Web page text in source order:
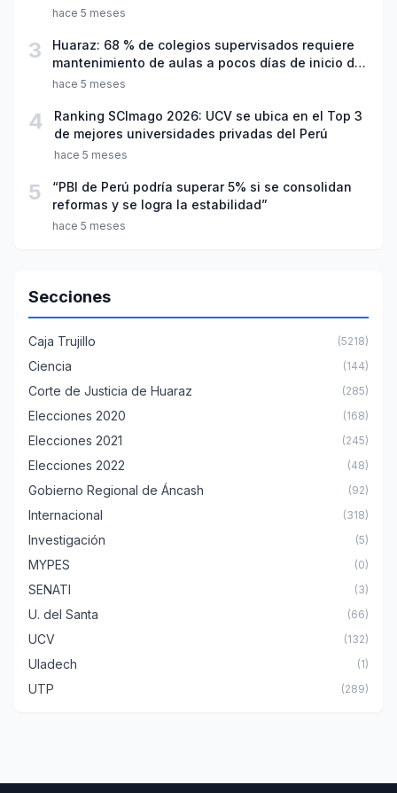
hace 5 meses
3
Huaraz: 68 % de colegios supervisados requiere
mantenimiento de aulas a pocos días de inicio del
año escolar 2026
hace 5 meses
4
Ranking SCImago 2026: UCV se ubica en el Top 3
de mejores universidades privadas del Perú
hace 5 meses
5
“PBI de Perú podría superar 5% si se consolidan
reformas y se logra la estabilidad”
hace 5 meses
Secciones
Caja Trujillo (5218)
Ciencia (144)
Corte de Justicia de Huaraz (285)
Elecciones 2020 (168)
Elecciones 2021 (245)
Elecciones 2022 (48)
Gobierno Regional de Áncash (92)
Internacional (318)
Investigación (5)
MYPES (0)
SENATI (3)
U. del Santa (66)
UCV (132)
Uladech (1)
UTP (289)